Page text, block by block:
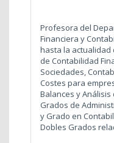
Profesora del
Financiera y
hasta la actualidad
de Contabilidad
Sociedades,
Costes para
Balances y Análisis
Grados de
y Grado en
Dobles Grados